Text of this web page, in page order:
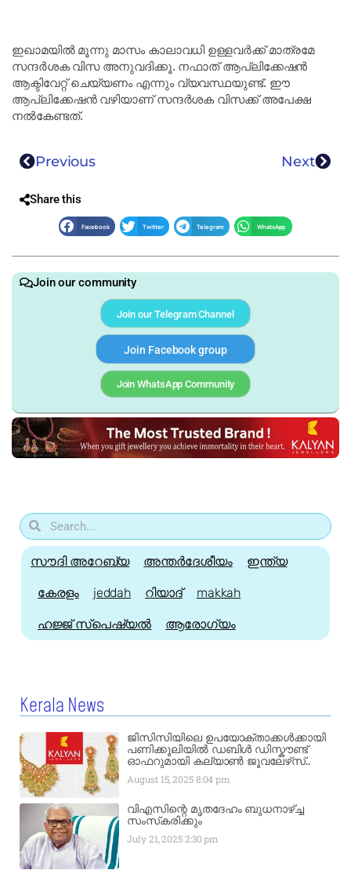
ഇഖാമയിൽ മൂന്നു മാസം കാലാവധി ഉള്ളവർക്ക് മാത്രമേ
സന്ദർശക വിസ അനുവദിക്കൂ. നഫാത് ആപ്ലിക്കേഷൻ
ആക്ടിവേറ്റ് ചെയ്യണം എന്നും വ്യവസ്ഥയുണ്ട്. ഈ
ആപ്ലിക്കേഷൻ വഴിയാണ് സന്ദര്‍ശക വിസക്ക് അപേക്ഷ
നൽകേണ്ടത്.
Previous Next
Share this
Facebook Twitter Telegram WhatsApp
Join our community
Join our Telegram Channel
Join Facebook group
Join WhatsApp Community
സൗദി അറേബ്യ അന്തർദേശീയം ഇന്ത്യ
കേരളം jeddah റിയാദ് makkah
ഹജ്ജ്‌ സ്പെഷ്യൽ ആരോഗ്യം
Kerala News
ജിസിസിയിലെ ഉപയോക്താക്കൾക്കായി
പണിക്കൂലിയിൽ ഡബിൾ ഡിസ്കൗണ്ട്
ഓഫറുമായി കല്യാൺ ജൂവലേഴ്‌സ്..
August 15, 20258:04 pm
വിഎസിന്റെ മൃതദേഹം ബുധനാഴ്ച്ച
സംസ്‌കരിക്കും
July 21, 20252:30 pm